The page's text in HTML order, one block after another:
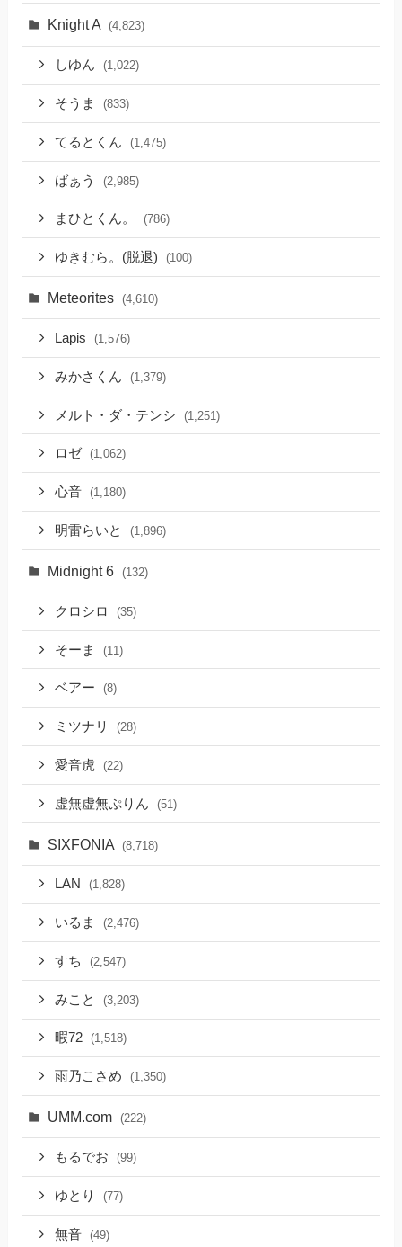
Knight A (4,823)
しゆん (1,022)
そうま (833)
てるとくん (1,475)
ばぁう (2,985)
まひとくん。 (786)
ゆきむら。(脱退) (100)
Meteorites (4,610)
Lapis (1,576)
みかさくん (1,379)
メルト・ダ・テンシ (1,251)
ロゼ (1,062)
心音 (1,180)
明雷らいと (1,896)
Midnight 6 (132)
クロシロ (35)
そーま (11)
ベアー (8)
ミツナリ (28)
愛音虎 (22)
虚無虚無ぷりん (51)
SIXFONIA (8,718)
LAN (1,828)
いるま (2,476)
すち (2,547)
みこと (3,203)
暇72 (1,518)
雨乃こさめ (1,350)
UMM.com (222)
もるでお (99)
ゆとり (77)
無音 (49)